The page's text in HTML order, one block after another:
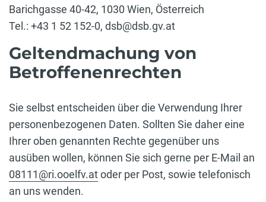
Barichgasse 40-42, 1030 Wien, Österreich
Tel.: +43 1 52 152-0, dsb@dsb.gv.at
Geltendmachung von
Betroffenenrechten
Sie selbst entscheiden über die Verwendung Ihrer
personenbezogenen Daten. Sollten Sie daher eine
Ihrer oben genannten Rechte gegenüber uns
ausüben wollen, können Sie sich gerne per E-Mail an
08111@ri.ooelfv.atoder per Post, sowie telefonisch
an uns wenden.